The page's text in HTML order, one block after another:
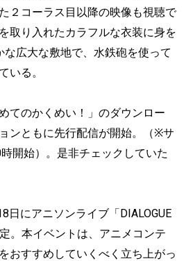
２コーラス目以降の映像も視聴で
取り入れたカラフルな衣装に身を
広大な敷地で、水鉄砲を使って
いる。
てのかくめい！」のダウンロー
ンともに先行配信が開始。（※サ
開始）。是非チェックしていた
日にアニソンライブ「DIALOGUE
。本イベントは、アニメコンテ
おすすめしていくべく立ち上がっ